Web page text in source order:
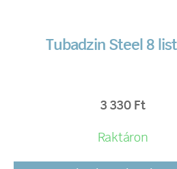
Tubadzin Steel 8
3 330 Ft
Raktáron